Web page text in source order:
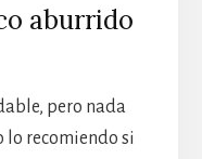
aburrido
pero nada
lo recomiendo si